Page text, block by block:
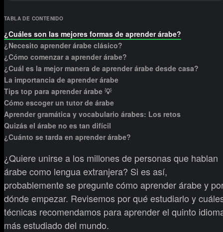
TABLA DE CONTENIDO
¿Cuáles son las mejores formas de aprender árabe?
¿Necesito aprender árabe clásico?
¿Cómo comenzar a aprender árabe?
¿Cuál es la mejor manera de aprender árabe desde casa?
La importancia de aprender árabe
Tips top para aprender árabe 💡
Cómo escoger un tutor de árabe
Aprender gramática y vocabulario árabes: Los retos
Quizás el árabe no es tan difícil
¿Cuánto se tarda en aprender árabe?
¿Quiere unirse a los millones de personas que hablan
árabe como lengua extranjera? Si es así,
probablemente se pregunte cómo aprender árabe y
dónde empezar. Revisemos por qué estudiarlo y
técnicas recomendamos para aprender el quinto
más estudiado del mundo.